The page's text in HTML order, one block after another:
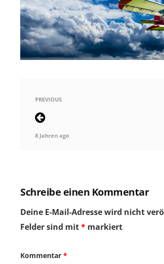
PREVIOUS
8 Jahren ago
Schreibe einen Kommentar
Deine E-Mail-Adresse wird nicht
Felder sind mit* markiert
Kommentar *